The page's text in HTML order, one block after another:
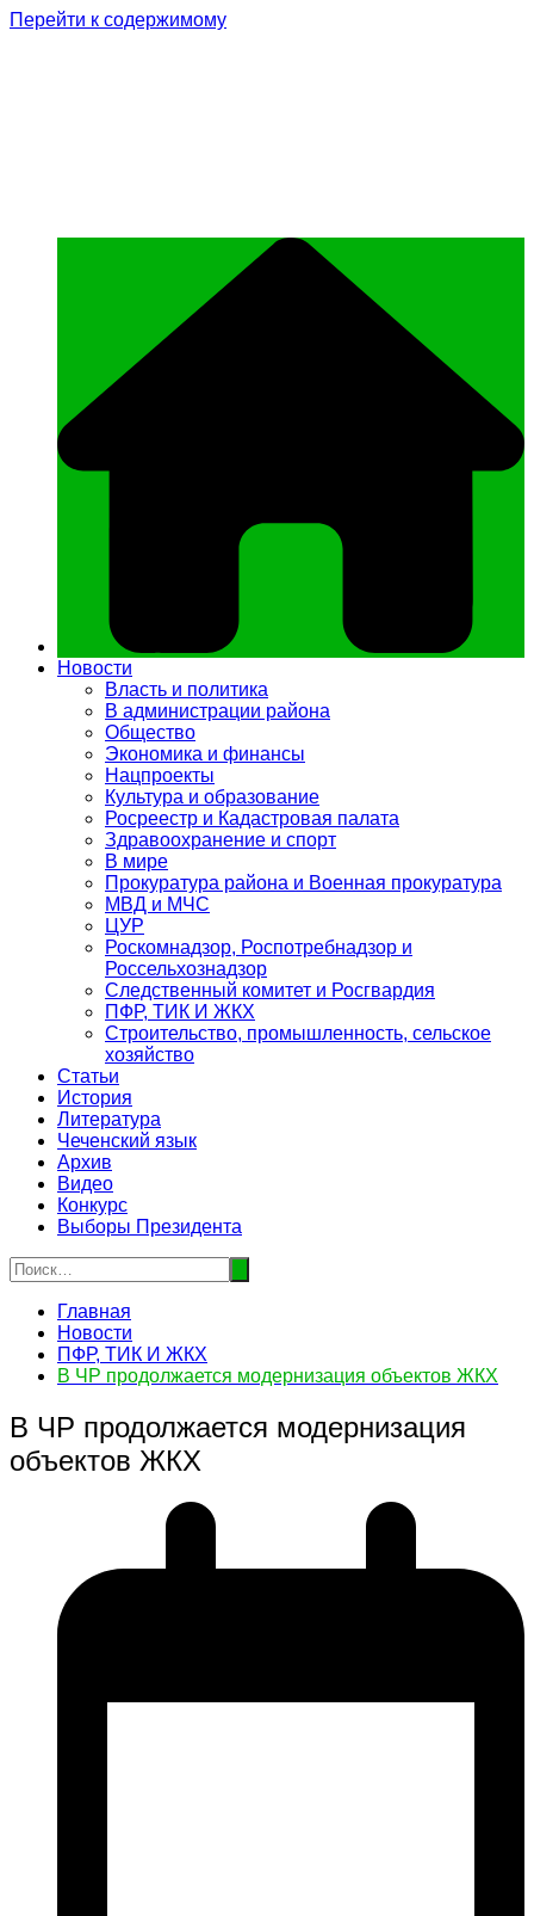
Перейти к содержимому
Новости
Власть и политика
В администрации района
Общество
Экономика и финансы
Нацпроекты
Культура и образование
Росреестр и Кадастровая палата
Здравоохранение и спорт
В мире
Прокуратура района и Военная прокуратура
МВД и МЧС
ЦУР
Роскомнадзор, Роспотребнадзор и
Россельхознадзор
Следственный комитет и Росгвардия
ПФР, ТИК И ЖКХ
Строительство, промышленность, сельское
хозяйство
Статьи
История
Литература
Чеченский язык
Архив
Видео
Конкурс
Выборы Президента
Главная
Новости
ПФР, ТИК И ЖКХ
В ЧР продолжается модернизация объектов ЖКХ
В ЧР продолжается модернизация
объектов ЖКХ